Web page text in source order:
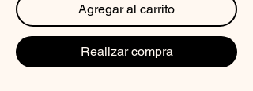
Agregar al carrito
Realizar compra